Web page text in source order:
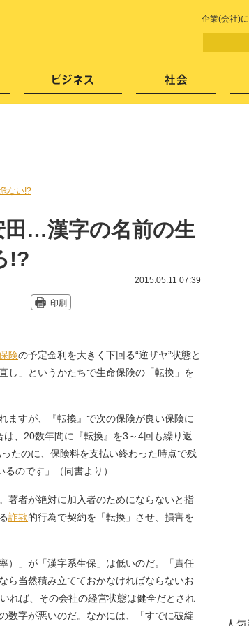
企業(会社)
ない!?
田…漢字の名前の生
!?
2015.05.11 07:39
印刷
険の予定金利を大きく下回る“逆ザヤ”状態と
し」というかたちで生命保険の「転換」を
ますが、『転換』で次の保険が良い保険に
、20数年間に『転換』を3～4回も繰り返
たのに、保険料を支払い終わった時点で残
のです」（同書より）
著者が絶対に加入者のためにならないと指
詐欺的行為で契約を「転換」させ、損害を
）」が「漢字系生保」は低いのだ。「責任
ら当然積み立てておかなければならないお
れば、その会社の経営状態は健全だとされ
数字が悪いのだ。なかには、「すでに破綻
芸能・エンタメ スキャンダル